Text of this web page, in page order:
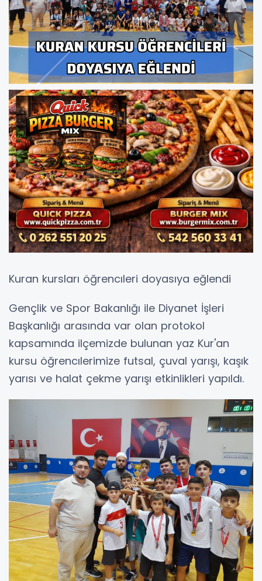
Kuran kursları öğrencıleri doyasıya eğlendi
Gençlik ve Spor Bakanlığı ile Diyanet İşleri
Başkanlığı arasında var olan protokol
kapsamında ilçemizde bulunan yaz Kur'an
kursu öğrencılerimize futsal, çuval yarışı, kaşık
yarısı ve halat çekme yarışı etkinlikleri yapıldı.